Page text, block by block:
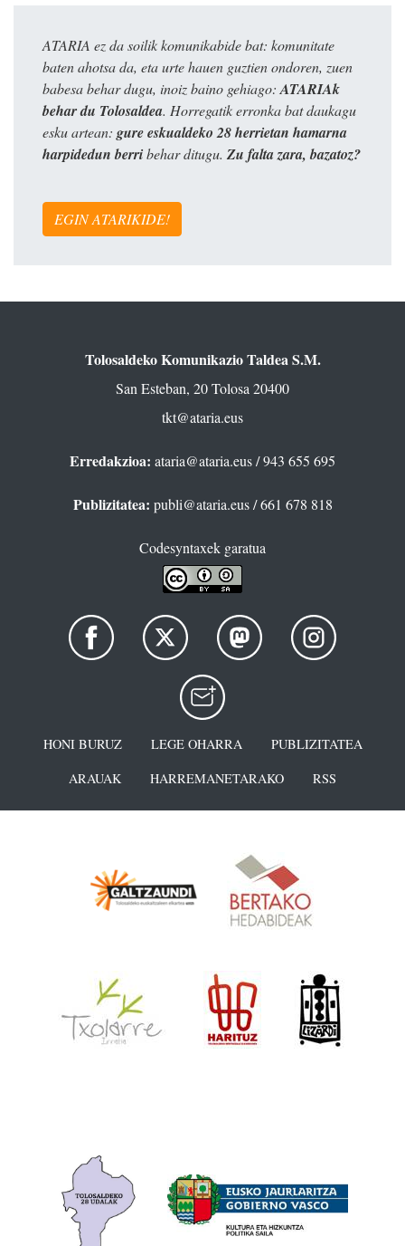
ATARIA ez da soilik komunikabide bat: komunitate
baten ahotsa da, eta urte hauen guztien ondoren, zuen
babesa behar dugu, inoiz baino gehiago: ATARIAk
behar du Tolosaldea. Horregatik erronka bat daukagu
esku artean: gure eskualdeko 28 herrietan hamarna
harpidedun berribehar ditugu. Zu falta zara, bazatoz?
EGIN ATARIKIDE!
Tolosaldeko Komunikazio Taldea S.M.
San Esteban, 20 Tolosa 20400
tkt@ataria.eus
Erredakzioa: ataria@ataria.eus/ 943 655 695
Publizitatea: publi@ataria.eus/ 661 678 818
Codesyntaxek garatua
HONI BURUZ LEGE OHARRA
PUBLIZITATEA
ARAUAK
HARREMANETARAKO RSS